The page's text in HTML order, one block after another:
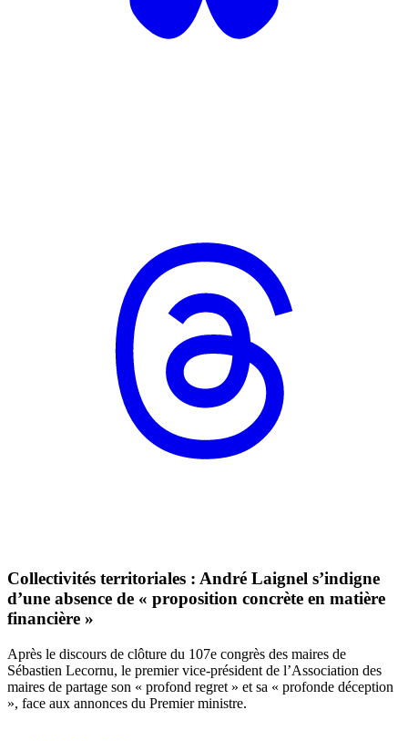
Collectivités territoriales : André Laignel s’indigne
d’une absence de « proposition concrète en matière
financière »
Après le discours de clôture du 107e congrès des maires de
Sébastien Lecornu, le premier vice-président de l’Association des
maires de partage son « profond regret » et sa « profonde déception
», face aux annonces du Premier ministre.